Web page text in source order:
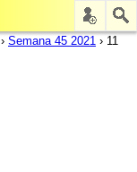
› Semana 45 2021 › 11